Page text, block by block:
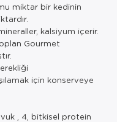
miktar bir kedinin
kalsiyum içerir.
Gourmet
için konserveye
, 4, bitkisel protein